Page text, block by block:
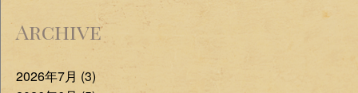
Archive
2026年7月 (3)